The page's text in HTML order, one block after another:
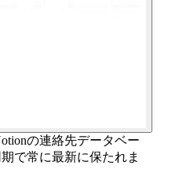
の連絡先データベー
で常に最新に保たれま